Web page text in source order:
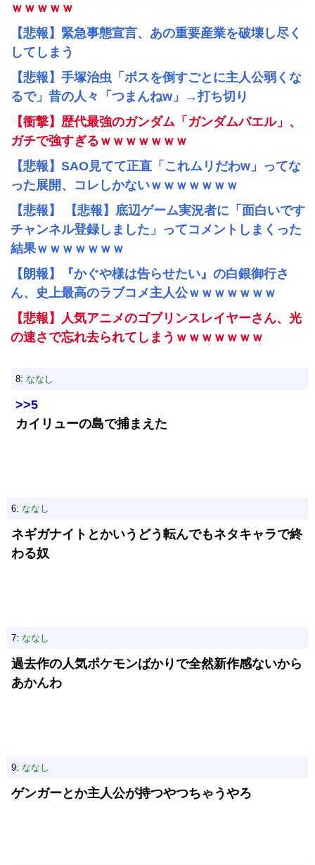
ｗｗｗｗｗ
【悲報】緊急事態宣言、あの重要産業を破壊し尽く
してしまう
【悲報】手塚治虫「ボスを倒すごとに主人公弱くな
るで」昔の人々「つまんねw」→打ち切り
【衝撃】歴代最強のガンダム「ガンダムバエル」、
ガチで強すぎるｗｗｗｗｗｗｗ
【悲報】SAO見てて正直「これムリだわw」ってな
った展開、コレしかないｗｗｗｗｗｗｗ
【悲報】 【悲報】底辺ゲーム実況者に「面白いです
チャンネル登録しました」ってコメントしまくった
結果ｗｗｗｗｗｗｗ
【朗報】『かぐや様は告らせたい』の白銀御行さ
ん、史上最高のラブコメ主人公ｗｗｗｗｗｗｗ
【悲報】人気アニメのゴブリンスレイヤーさん、光
の速さで忘れ去られてしまうｗｗｗｗｗｗｗ
8: ななし
>>5
カイリューの島で捕まえた
6: ななし
ネギガナイトとかいうどう転んでもネタキャラで終
わる奴
7: ななし
過去作の人気ポケモンばかりで全然新作感ないから
あかんわ
9: ななし
ゲンガーとか主人公が持つやつちゃうやろ